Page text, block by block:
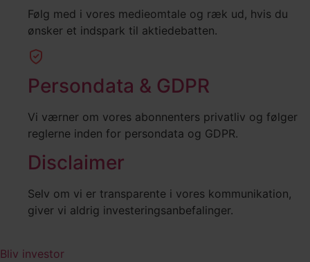
Følg med i vores medieomtale og ræk ud, hvis du
ønsker et indspark til aktiedebatten.
Persondata & GDPR
Vi værner om vores abonnenters privatliv og følger
reglerne inden for persondata og GDPR.
Disclaimer
Selv om vi er transparente i vores kommunikation,
giver vi aldrig investeringsanbefalinger.
Bliv investor